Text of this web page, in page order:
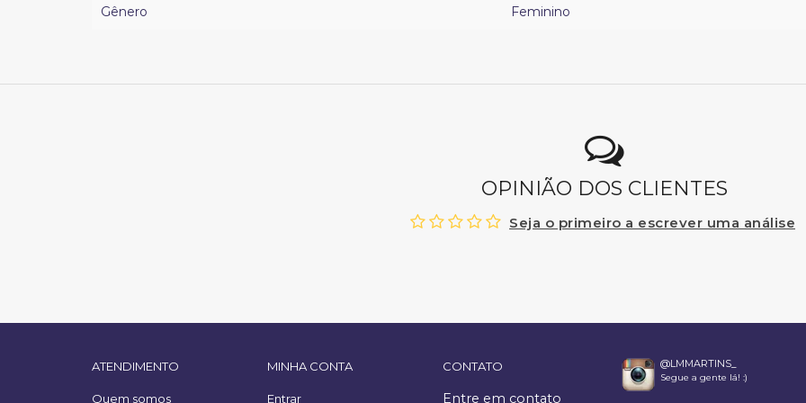
Gênero Feminino
OPINIÃO DOS CLIENTES
Seja o primeiro a escrever uma análise
ATENDIMENTO
Quem somos
MINHA CONTA
Entrar
CONTATO
Entre em contato
@LMMARTINS_
Segue a gente lá! :)